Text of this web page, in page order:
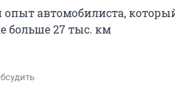
автомобилиста,
больше 27 тыс. км